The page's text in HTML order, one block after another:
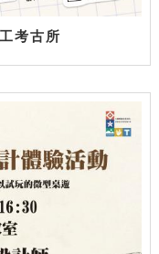
考古所